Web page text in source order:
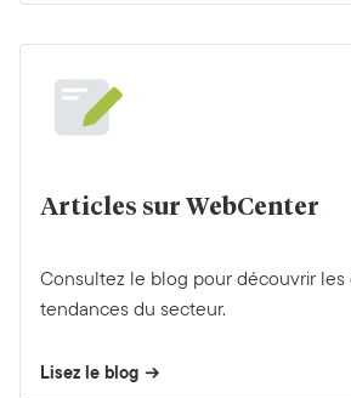
Articles sur WebCenter
Consultez le blog pour découvrir les
tendances du secteur.
Lisez le blog